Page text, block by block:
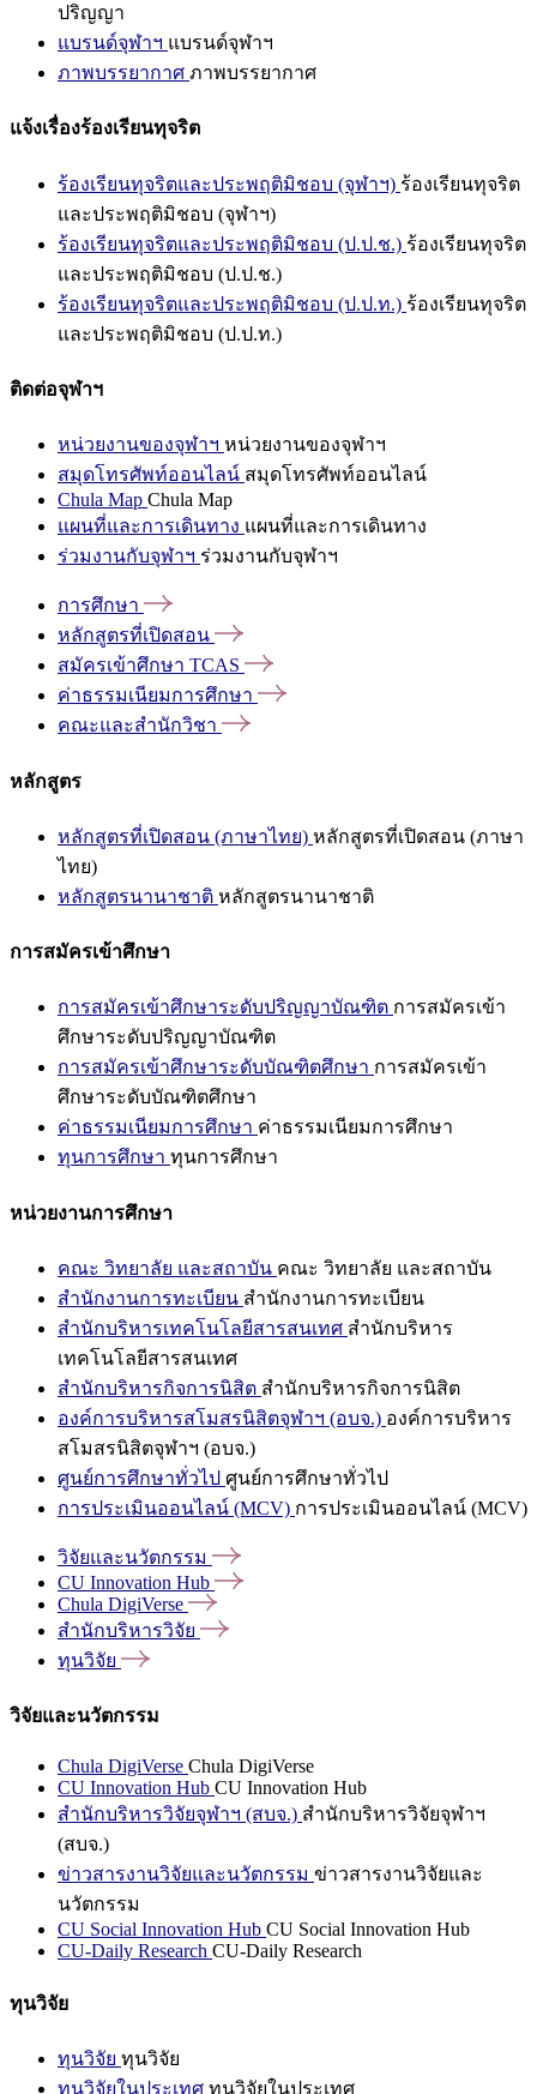
ปริญญา
แบรนด์จุฬาฯ แบรนด์จุฬาฯ
ภาพบรรยากาศ ภาพบรรยากาศ
แจ้งเรื่องร้องเรียนทุจริต
ร้องเรียนทุจริตและประพฤติมิชอบ (จุฬาฯ) ร้องเรียนทุจริต
และประพฤติมิชอบ (จุฬาฯ)
ร้องเรียนทุจริตและประพฤติมิชอบ (ป.ป.ช.) ร้องเรียนทุจริต
และประพฤติมิชอบ (ป.ป.ช.)
ร้องเรียนทุจริตและประพฤติมิชอบ (ป.ป.ท.) ร้องเรียนทุจริต
และประพฤติมิชอบ (ป.ป.ท.)
ติดต่อจุฬาฯ
หน่วยงานของจุฬาฯ หน่วยงานของจุฬาฯ
สมุดโทรศัพท์ออนไลน์ สมุดโทรศัพท์ออนไลน์
Chula Map Chula Map
แผนที่และการเดินทาง แผนที่และการเดินทาง
ร่วมงานกับจุฬาฯ ร่วมงานกับจุฬาฯ
การศึกษา
หลักสูตรที่เปิดสอน
สมัครเข้าศึกษา TCAS
ค่าธรรมเนียมการศึกษา
คณะและสำนักวิชา
หลักสูตร
หลักสูตรที่เปิดสอน (ภาษาไทย) หลักสูตรที่เปิดสอน (ภาษา
ไทย)
หลักสูตรนานาชาติ หลักสูตรนานาชาติ
การสมัครเข้าศึกษา
การสมัครเข้าศึกษาระดับปริญญาบัณฑิต การสมัครเข้า
ศึกษาระดับปริญญาบัณฑิต
การสมัครเข้าศึกษาระดับบัณฑิตศึกษา การสมัครเข้า
ศึกษาระดับบัณฑิตศึกษา
ค่าธรรมเนียมการศึกษา ค่าธรรมเนียมการศึกษา
ทุนการศึกษา ทุนการศึกษา
หน่วยงานการศึกษา
คณะ วิทยาลัย และสถาบัน คณะ วิทยาลัย และสถาบัน
สำนักงานการทะเบียน สำนักงานการทะเบียน
สำนักบริหารเทคโนโลยีสารสนเทศ สำนักบริหาร
เทคโนโลยีสารสนเทศ
สำนักบริหารกิจการนิสิต สำนักบริหารกิจการนิสิต
องค์การบริหารสโมสรนิสิตจุฬาฯ (อบจ.) องค์การบริหาร
สโมสรนิสิตจุฬาฯ (อบจ.)
ศูนย์การศึกษาทั่วไป ศูนย์การศึกษาทั่วไป
การประเมินออนไลน์ (MCV) การประเมินออนไลน์ (MCV)
วิจัยและนวัตกรรม
CU Innovation Hub
Chula DigiVerse
สำนักบริหารวิจัย
ทุนวิจัย
วิจัยและนวัตกรรม
Chula DigiVerse Chula DigiVerse
CU Innovation Hub CU Innovation Hub
สำนักบริหารวิจัยจุฬาฯ (สบจ.) สำนักบริหารวิจัยจุฬาฯ
(สบจ.)
ข่าวสารงานวิจัยและนวัตกรรม ข่าวสารงานวิจัยและ
นวัตกรรม
CU Social Innovation Hub CU Social Innovation Hub
CU-Daily Research CU-Daily Research
ทุนวิจัย
ทุนวิจัย ทุนวิจัย
ทุนวิจัยในประเทศ ทุนวิจัยในประเทศ